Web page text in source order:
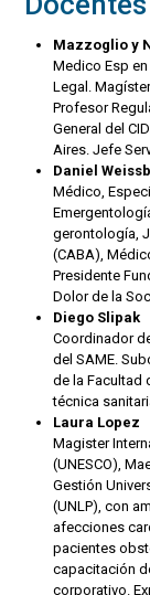
Mazzoglio y
Medico Esp
Legal.
Profesor
General del
Aires. Jefe
Daniel
Médico,
gerontología,
(CABA),
Presidente
Dolor de la
Diego Slipak
Coordinador
del SAME.
de la Facultad
técnica
Laura Lopez
Magister
(UNESCO),
Gestión
(UNLP), con
afecciones
pacientes
capacitación
corporativo.